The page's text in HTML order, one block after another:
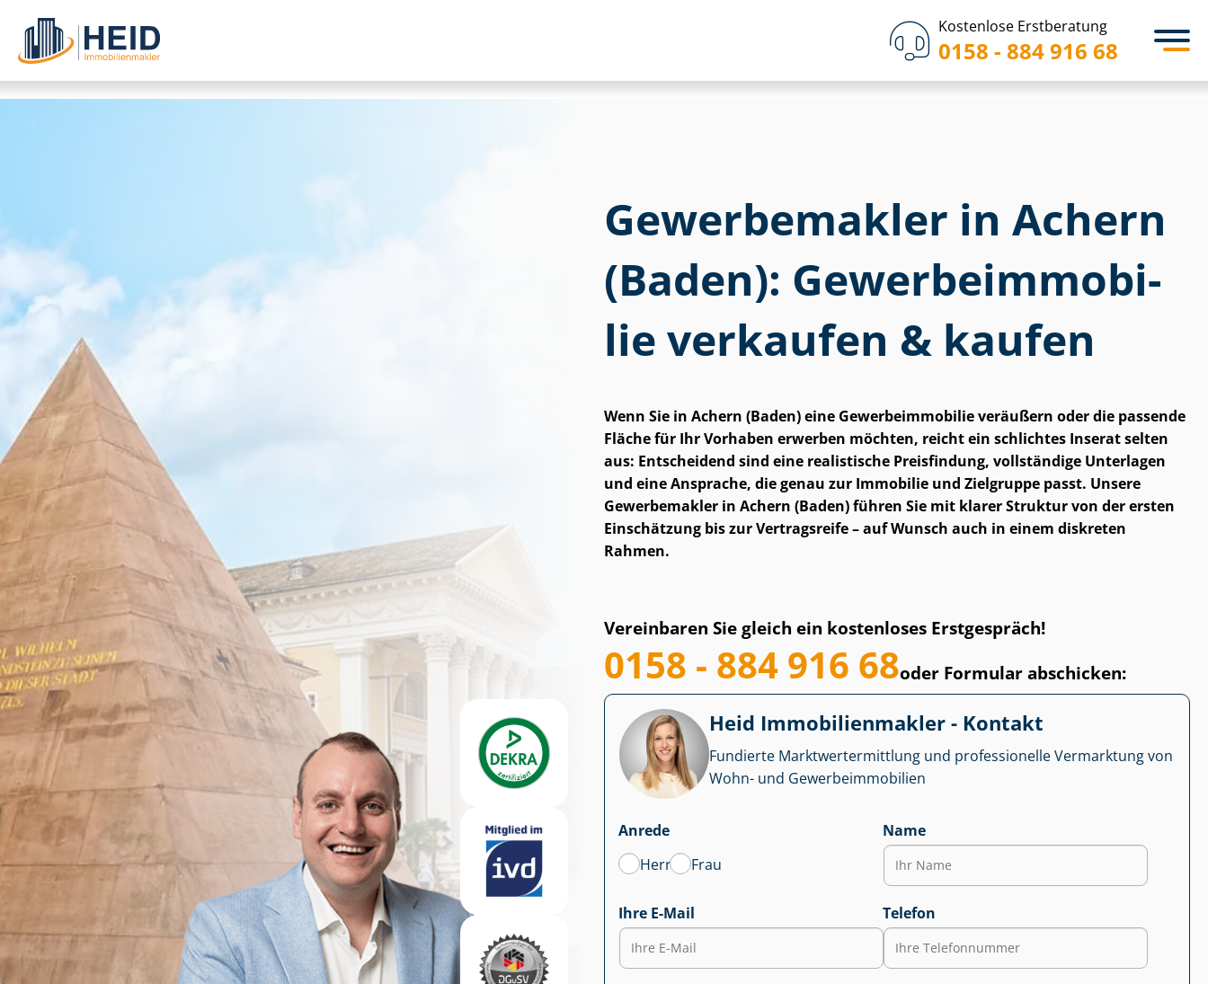
Kostenlose Erstberatung
0158 - 884 916 68
Gewerbemakler in Achern
(Baden): Ge­wer­be­im­mo­bi­
lie verkaufen & kaufen
Wenn Sie in Achern (Baden) eine Ge­wer­be­im­mo­bi­lie veräußern oder die passende
Fläche für Ihr Vorhaben erwerben möchten, reicht ein schlichtes Inserat selten
aus: Entscheidend sind eine realistische Preisfindung, vollständige Unterlagen
und eine Ansprache, die genau zur Immobilie und Zielgruppe passt. Unsere
Gewerbemakler in Achern (Baden) führen Sie mit klarer Struktur von der ersten
Einschätzung bis zur Vertragsreife – auf Wunsch auch in einem diskreten
Rahmen.
Vereinbaren Sie gleich ein kostenloses Erstgespräch!
0158 - 884 916 68oder Formular abschicken:
Heid Im­mo­bi­li­en­mak­ler - Kontakt
Fundierte Markt­wert­ermitt­lung und professionelle Vermarktung von
Wohn- und Ge­wer­be­im­mo­bi­li­en
Anrede
Herr
Frau
Name
Ihre E-Mail Telefon